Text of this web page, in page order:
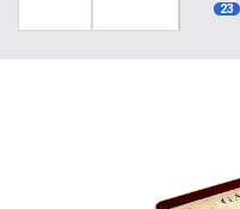
23